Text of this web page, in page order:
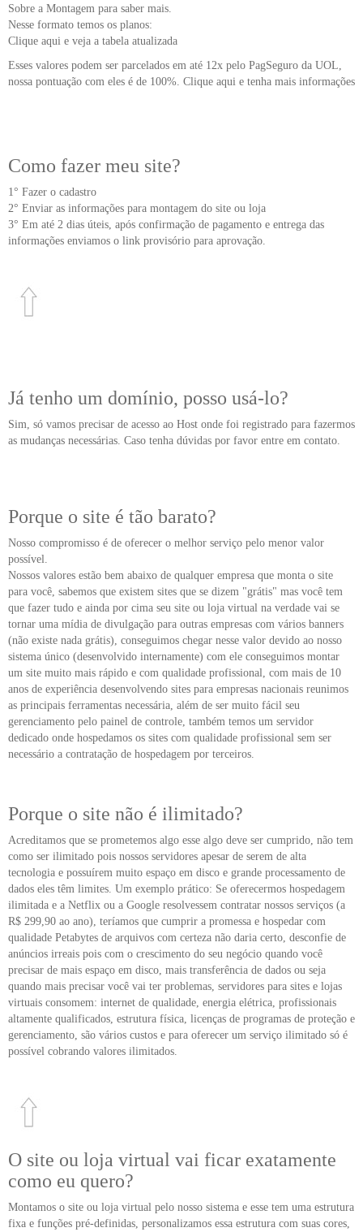
Sobre a Montagem para saber mais.
Nesse formato temos os planos:
Clique aqui e veja a tabela atualizada
Esses valores podem ser parcelados em até 12x pelo PagSeguro da UOL,
nossa pontuação com eles é de 100%. Clique aqui e tenha mais informações
Como fazer meu site?
1° Fazer o cadastro
2° Enviar as informações para montagem do site ou loja
3° Em até 2 dias úteis, após confirmação de pagamento e entrega das
informações enviamos o link provisório para aprovação.
Já tenho um domínio, posso usá-lo?
Sim, só vamos precisar de acesso ao Host onde foi registrado para fazermos
as mudanças necessárias. Caso tenha dúvidas por favor entre em contato.
Porque o site é tão barato?
Nosso compromisso é de oferecer o melhor serviço pelo menor valor
possível.
Nossos valores estão bem abaixo de qualquer empresa que monta o site
para você, sabemos que existem sites que se dizem "grátis" mas você tem
que fazer tudo e ainda por cima seu site ou loja virtual na verdade vai se
tornar uma mídia de divulgação para outras empresas com vários banners
(não existe nada grátis), conseguimos chegar nesse valor devido ao nosso
sistema único (desenvolvido internamente) com ele conseguimos montar
um site muito mais rápido e com qualidade profissional, com mais de 10
anos de experiência desenvolvendo sites para empresas nacionais reunimos
as principais ferramentas necessária, além de ser muito fácil seu
gerenciamento pelo painel de controle, também temos um servidor
dedicado onde hospedamos os sites com qualidade profissional sem ser
necessário a contratação de hospedagem por terceiros.
Porque o site não é ilimitado?
Acreditamos que se prometemos algo esse algo deve ser cumprido, não tem
como ser ilimitado pois nossos servidores apesar de serem de alta
tecnologia e possuírem muito espaço em disco e grande processamento de
dados eles têm limites. Um exemplo prático: Se oferecermos hospedagem
ilimitada e a Netflix ou a Google resolvessem contratar nossos serviços (a
R$ 299,90 ao ano), teríamos que cumprir a promessa e hospedar com
qualidade Petabytes de arquivos com certeza não daria certo, desconfie de
anúncios irreais pois com o crescimento do seu negócio quando você
precisar de mais espaço em disco, mais transferência de dados ou seja
quando mais precisar você vai ter problemas, servidores para sites e lojas
virtuais consomem: internet de qualidade, energia elétrica, profissionais
altamente qualificados, estrutura física, licenças de programas de proteção e
gerenciamento, são vários custos e para oferecer um serviço ilimitado só é
possível cobrando valores ilimitados.
O site ou loja virtual vai ficar exatamente
como eu quero?
Montamos o site ou loja virtual pelo nosso sistema e esse tem uma estrutura
fixa e funções pré-definidas, personalizamos essa estrutura com suas cores,